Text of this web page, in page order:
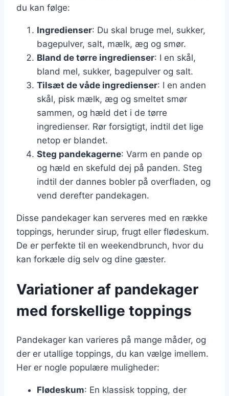
du kan følge:
Ingredienser: Du skal bruge mel, sukker,
bagepulver, salt, mælk, æg og smør.
Bland de tørre ingredienser: I en skål,
bland mel, sukker, bagepulver og salt.
Tilsæt de våde ingredienser: I en anden
skål, pisk mælk, æg og smeltet smør
sammen, og hæld det i de tørre
ingredienser. Rør forsigtigt, indtil det lige
netop er blandet.
Steg pandekagerne: Varm en pande op
og hæld en skefuld dej på panden. Steg
indtil der dannes bobler på overfladen, og
vend derefter pandekagen.
Disse pandekager kan serveres med en række
toppings, herunder sirup, frugt eller flødeskum.
De er perfekte til en weekendbrunch, hvor du
kan forkæle dig selv og dine gæster.
Variationer af pandekager
med forskellige toppings
Pandekager kan varieres på mange måder, og
der er utallige toppings, du kan vælge imellem.
Her er nogle populære muligheder:
Flødeskum: En klassisk topping, der